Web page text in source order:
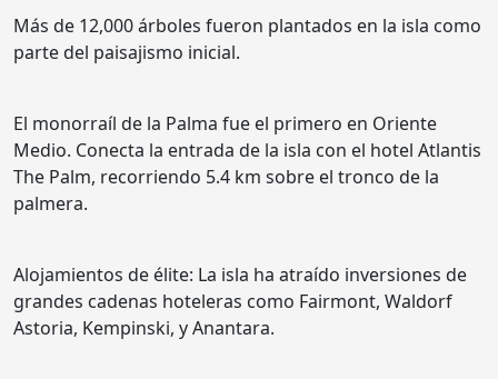
Más de 12,000 árboles fueron plantados en la isla como
parte del paisajismo inicial.
El monorraíl de la Palma fue el primero en Oriente
Medio. Conecta la entrada de la isla con el hotel Atlantis
The Palm, recorriendo 5.4 km sobre el tronco de la
palmera.
Alojamientos de élite: La isla ha atraído inversiones de
grandes cadenas hoteleras como Fairmont, Waldorf
Astoria, Kempinski, y Anantara.